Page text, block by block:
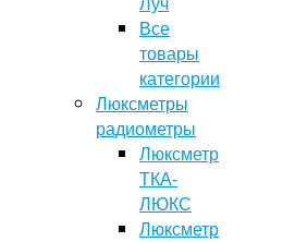
Все
товары
категории
Люксметры
радиометры
Люксметр
ТКА-
ЛЮКС
Люксметр